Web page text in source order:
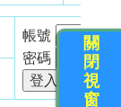
帳號
密碼
關
閉
視
窗